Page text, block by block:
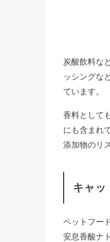
炭酸飲料な
ッシングな
ています。
香料として
にも含まれ
添加物のリ
キャッ
ペットフー
安息香酸ナ